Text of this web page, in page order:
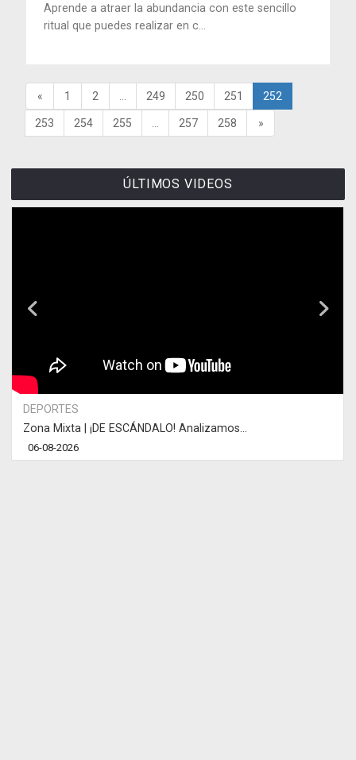
Aprende a atraer la abundancia con este sencillo
ritual que puedes realizar en c...
« 1 2 249 250 251 252
253 254 255 257 258 »
ÚLTIMOS VIDEOS
DEPORTES
Zona Mixta | ¡DE ESCÁNDALO! Analizamos...
06-08-2026